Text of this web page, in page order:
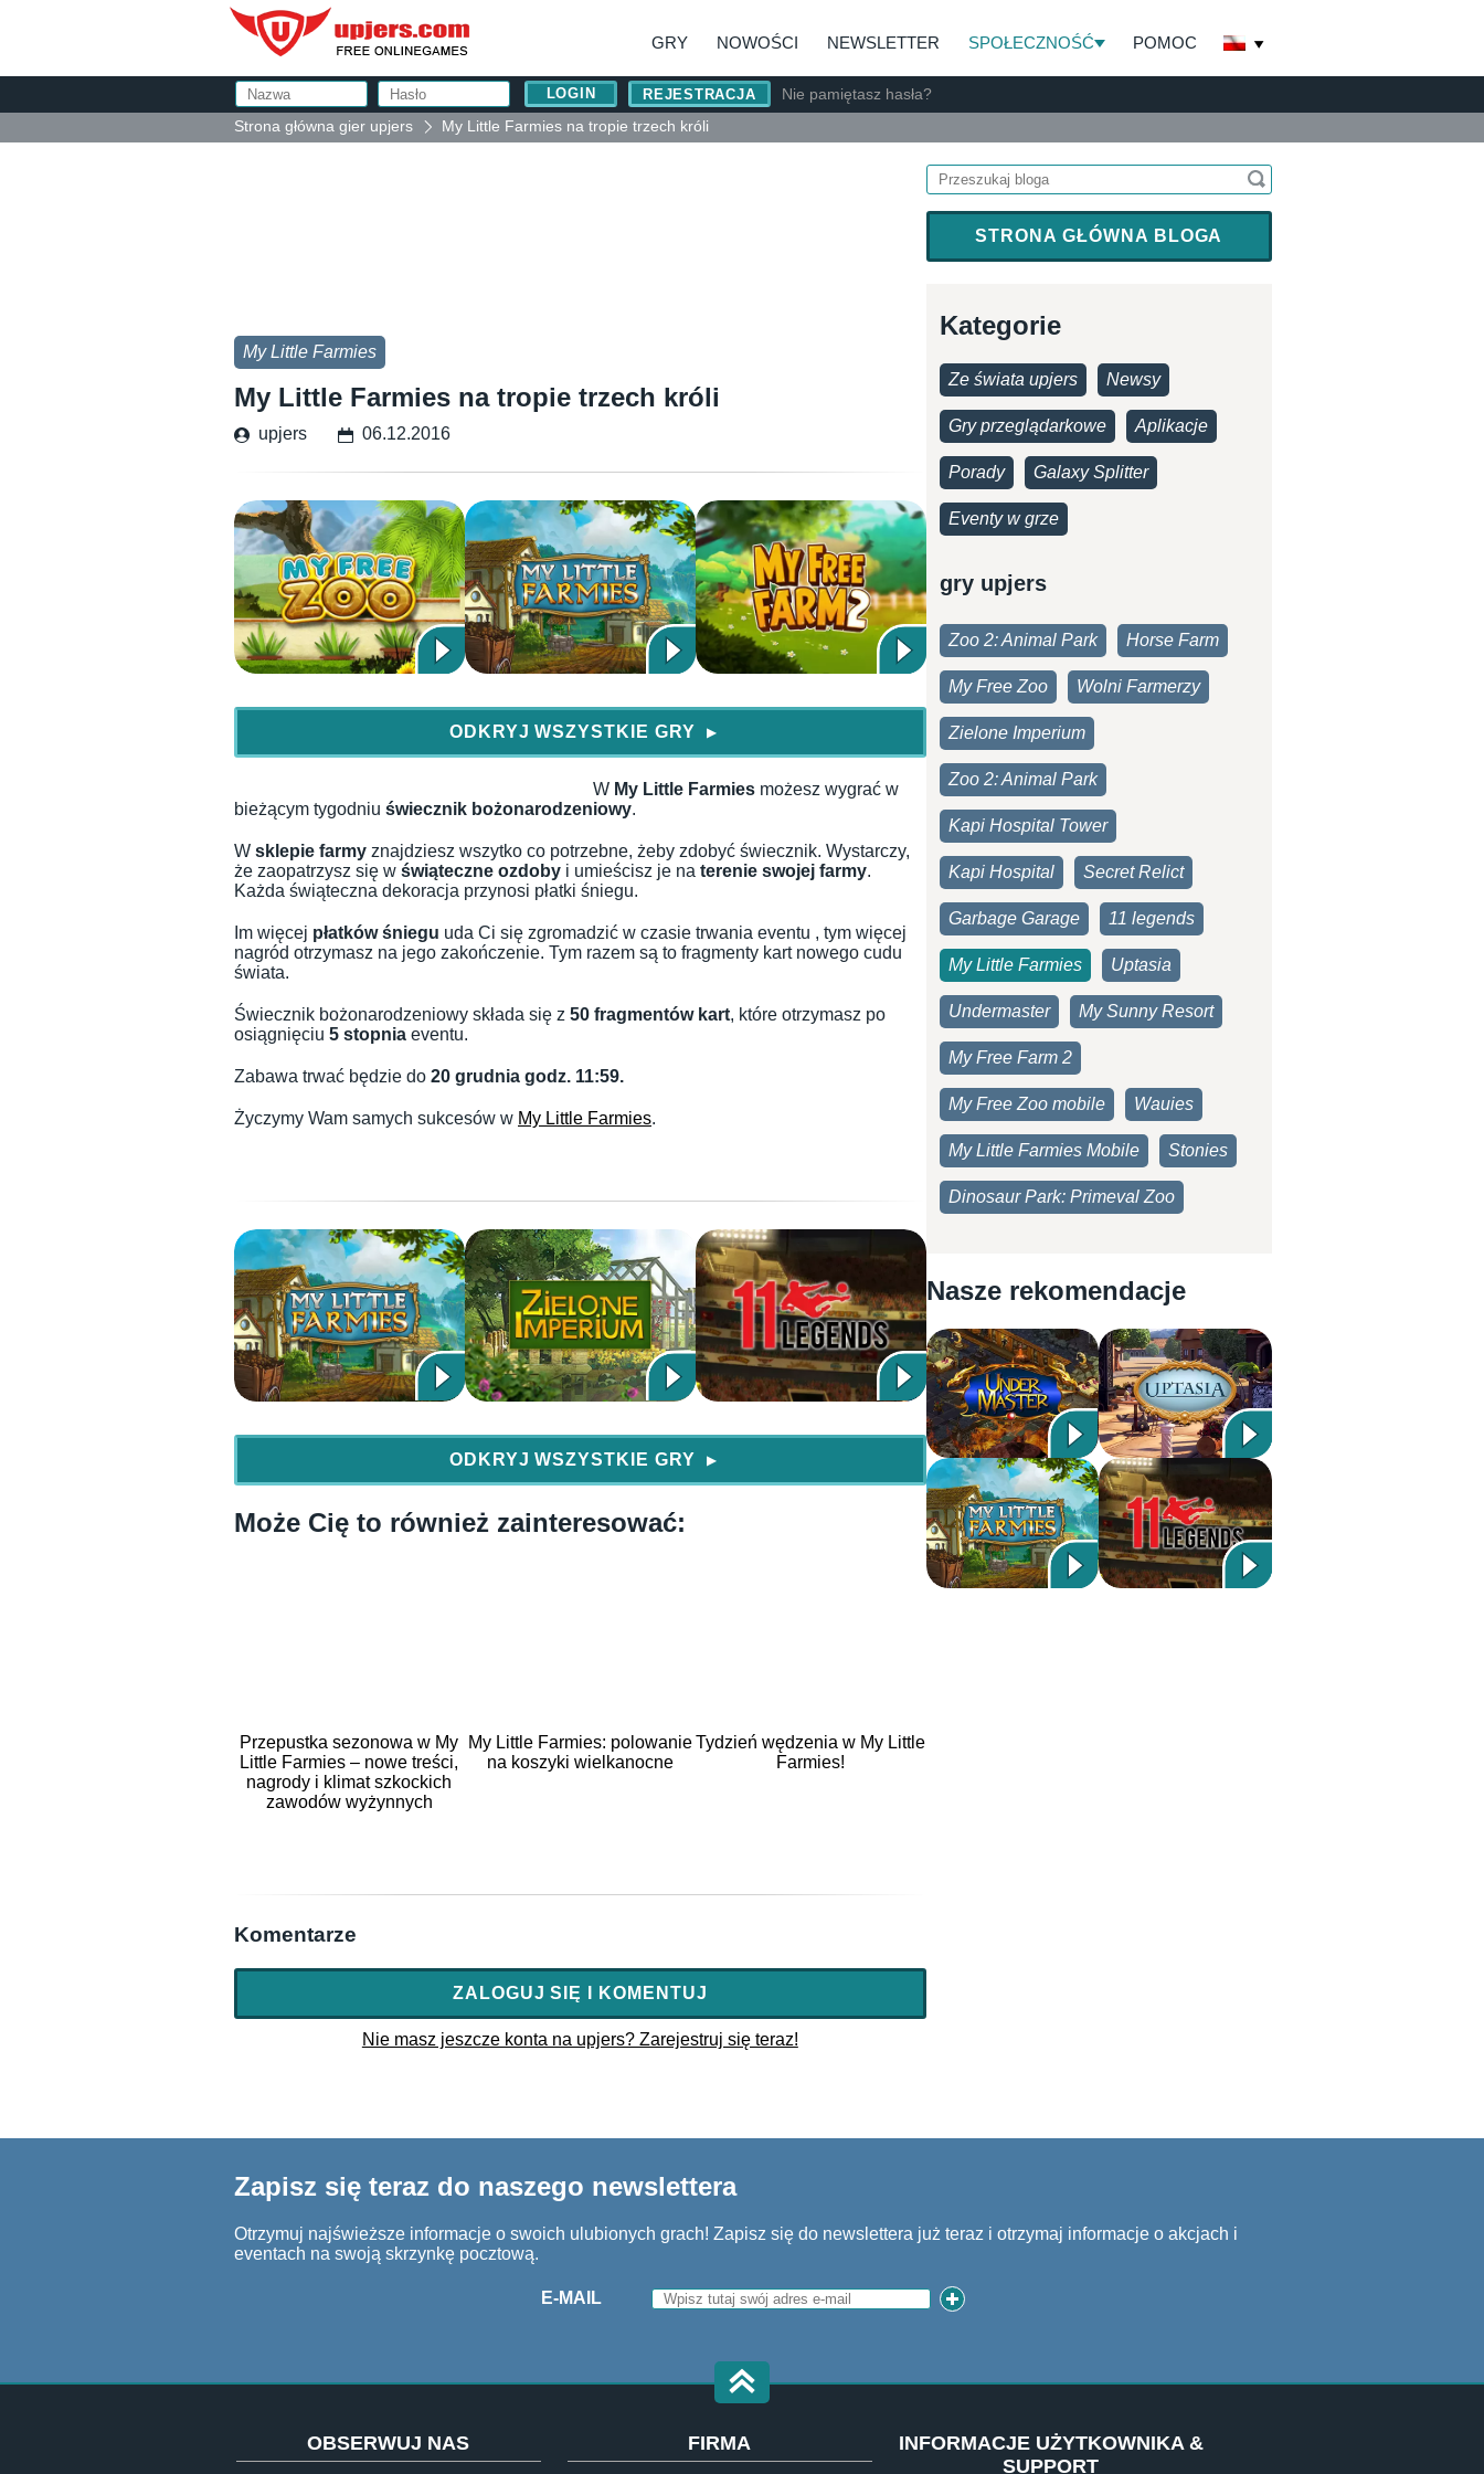
GRY NOWOŚCI NEWSLETTER SPOŁECZNOŚĆ POMOC
REJESTRACJA
Nie pamiętasz hasła?
Strona główna gier upjers
My Little Farmies na tropie trzech króli
My Little Farmies
My Little Farmies na tropie trzech króli
upjers 06.12.2016
ODKRYJ WSZYSTKIE GRY ▶
W My Little Farmies możesz wygrać w
bieżącym tygodniu świecznik bożonarodzeniowy.
W sklepie farmy znajdziesz wszytko co potrzebne, żeby zdobyć świecznik. Wystarczy,
że zaopatrzysz się w świąteczne ozdoby i umieścisz je na terenie swojej farmy.
Każda świąteczna dekoracja przynosi płatki śniegu.
Im więcej płatków śniegu uda Ci się zgromadzić w czasie trwania eventu , tym więcej
nagród otrzymasz na jego zakończenie. Tym razem są to fragmenty kart nowego cudu
świata.
Świecznik bożonarodzeniowy składa się z 50 fragmentów kart, które otrzymasz po
osiągnięciu 5 stopnia eventu.
Zabawa trwać będzie do 20 grudnia godz. 11:59.
Życzymy Wam samych sukcesów w My Little Farmies.
ODKRYJ WSZYSTKIE GRY ▶
Może Cię to również zainteresować:
Przepustka sezonowa w My
Little Farmies – nowe treści,
nagrody i klimat szkockich
zawodów wyżynnych
My Little Farmies: polowanie
na koszyki wielkanocne
Tydzień wędzenia w My Little
Farmies!
Komentarze
ZALOGUJ SIĘ I KOMENTUJ
Nie masz jeszcze konta na upjers? Zarejestruj się teraz!
STRONA GŁÓWNA BLOGA
Kategorie
Ze świata upjers Newsy
Gry przeglądarkowe Aplikacje
Porady Galaxy Splitter
Eventy w grze
gry upjers
Zoo 2: Animal Park Horse Farm
My Free Zoo Wolni Farmerzy
Zielone Imperium
Zoo 2: Animal Park
Kapi Hospital Tower
Kapi Hospital Secret Relict
Garbage Garage 11 legends
My Little Farmies Uptasia
Undermaster My Sunny Resort
My Free Farm 2
My Free Zoo mobile Wauies
My Little Farmies Mobile Stonies
Dinosaur Park: Primeval Zoo
Nasze rekomendacje
Zapisz się teraz do naszego newslettera
Otrzymuj najświeższe informacje o swoich ulubionych grach! Zapisz się do newslettera już teraz i otrzymaj informacje o akcjach i
eventach na swoją skrzynkę pocztową.
E-MAIL
OBSERWUJ NAS FIRMA
INFORMACJE UŻYTKOWNIKA &
SUPPORT